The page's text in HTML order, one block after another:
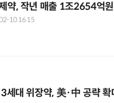
약, 작년 매출 1조2654억
10 16:15
세대 위장약, 美·中 공략